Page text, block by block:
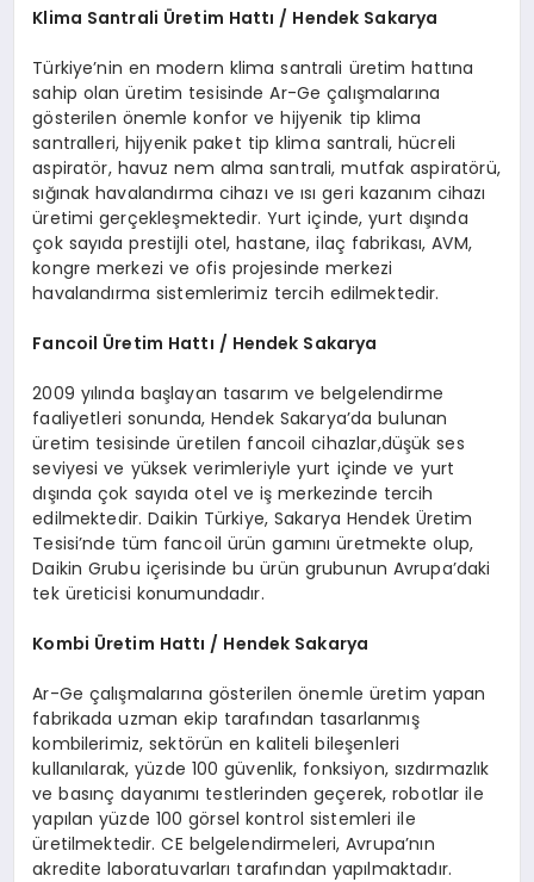
Klima Santrali Üretim Hattı / Hendek Sakarya
Türkiye’nin en modern klima santrali üretim hattına
sahip olan üretim tesisinde Ar-Ge çalışmalarına
gösterilen önemle konfor ve hijyenik tip klima
santralleri, hijyenik paket tip klima santrali, hücreli
aspiratör, havuz nem alma santrali, mutfak aspiratörü,
sığınak havalandırma cihazı ve ısı geri kazanım cihazı
üretimi gerçekleşmektedir. Yurt içinde, yurt dışında
çok sayıda prestijli otel, hastane, ilaç fabrikası, AVM,
kongre merkezi ve ofis projesinde merkezi
havalandırma sistemlerimiz tercih edilmektedir.
Fancoil Üretim Hattı / Hendek Sakarya
2009 yılında başlayan tasarım ve belgelendirme
faaliyetleri sonunda, Hendek Sakarya’da bulunan
üretim tesisinde üretilen fancoil cihazlar,düşük ses
seviyesi ve yüksek verimleriyle yurt içinde ve yurt
dışında çok sayıda otel ve iş merkezinde tercih
edilmektedir. Daikin Türkiye, Sakarya Hendek Üretim
Tesisi’nde tüm fancoil ürün gamını üretmekte olup,
Daikin Grubu içerisinde bu ürün grubunun Avrupa’daki
tek üreticisi konumundadır.
Kombi Üretim Hattı / Hendek Sakarya
Ar-Ge çalışmalarına gösterilen önemle üretim yapan
fabrikada uzman ekip tarafından tasarlanmış
kombilerimiz, sektörün en kaliteli bileşenleri
kullanılarak, yüzde 100 güvenlik, fonksiyon, sızdırmazlık
ve basınç dayanımı testlerinden geçerek, robotlar ile
yapılan yüzde 100 görsel kontrol sistemleri ile
üretilmektedir. CE belgelendirmeleri, Avrupa’nın
akredite laboratuvarları tarafından yapılmaktadır.